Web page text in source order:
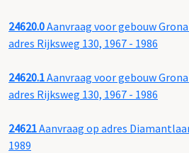
24620.0Aanvraag voor gebouw
adres Rijksweg 130, 1967 - 1986
24620.1Aanvraag voor gebouw
adres Rijksweg 130, 1967 - 1986
24621Aanvraag op adres
1989